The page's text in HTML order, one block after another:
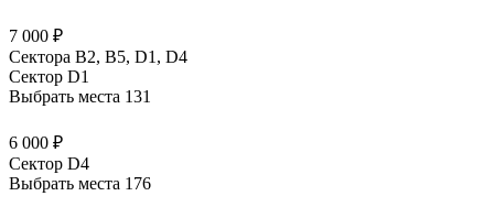
7 000 ₽
Сектора B2, B5, D1, D4
Сектор D1
Выбрать места 131
6 000 ₽
Сектор D4
Выбрать места 176